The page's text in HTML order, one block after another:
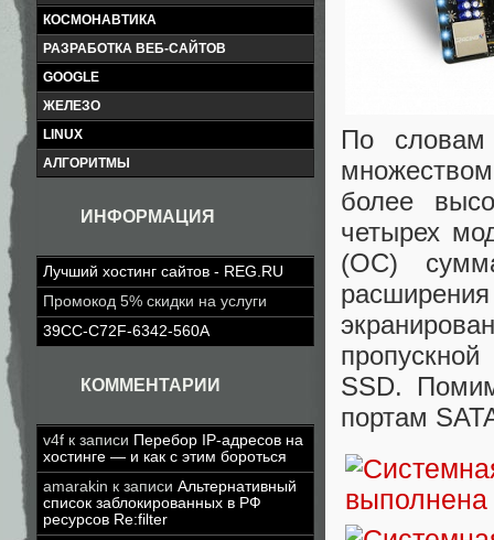
КОСМОНАВТИКА
РАЗРАБОТКА ВЕБ-САЙТОВ
GOOGLE
ЖЕЛЕЗО
LINUX
АЛГОРИТМЫ
ИНФОРМАЦИЯ
Лучший хостинг сайтов - REG.RU
Промокод 5% скидки на услуги
39CC-C72F-6342-560A
КОММЕНТАРИИ
v4f к записи Перебор IP-адресов на
хостинге — и как с этим бороться
amarakin к записи Альтернативный
список заблокированных в РФ
ресурсов Re:filter
По словам
более
четырех
(OC)
SSD.
портам